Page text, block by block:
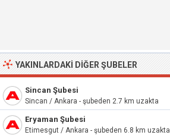
YAKINLARDAKI DIĞER ŞUBELER
Sincan Şubesi
Sincan / Ankara - şubeden 2.7 km uzakta
Eryaman Şubesi
Etimesgut / Ankara - şubeden 6.8 km uzakta